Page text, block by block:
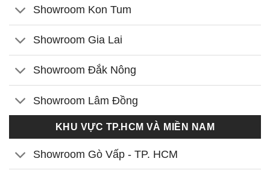
Showroom Kon Tum
Showroom Gia Lai
Showroom Đắk Nông
Showroom Lâm Đồng
KHU VỰC TP.HCM VÀ MIỀN NAM
Showroom Gò Vấp - TP. HCM